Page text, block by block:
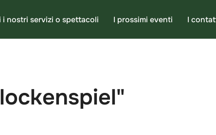
i nostri servizi o spettacoli I prossimi eventi I